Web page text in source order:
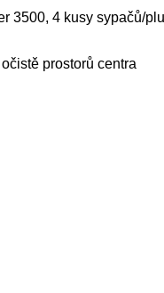
3500, 4 kusy sypačů/
prostorů centra